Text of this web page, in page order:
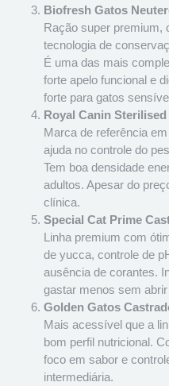
Biofresh Gatos
Ração super premium,
tecnologia de
É uma das mais
forte apelo funcional e
forte para gatos
Royal Canin Sterilised
Marca de referência
ajuda no controle do
Tem boa densidade
adultos. Apesar do
clínica.
Special Cat Prime
Linha premium com
de yucca, controle de
ausência de corantes.
gastar menos sem
Golden Gatos
Mais acessível que a
bom perfil nutricional.
foco em sabor e
intermediária.